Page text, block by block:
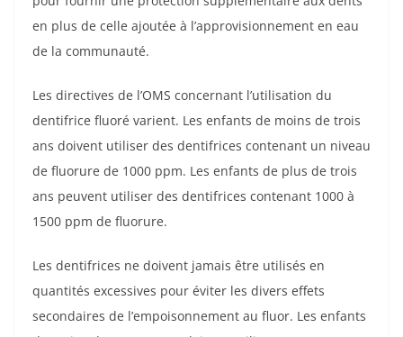
en plus de celle ajoutée à l’approvisionnement en eau
de la communauté.
Les directives de l’OMS concernant l’utilisation du
dentifrice fluoré varient. Les enfants de moins de trois
ans doivent utiliser des dentifrices contenant un niveau
de fluorure de 1000 ppm. Les enfants de plus de trois
ans peuvent utiliser des dentifrices contenant 1000 à
1500 ppm de fluorure.
Les dentifrices ne doivent jamais être utilisés en
quantités excessives pour éviter les divers effets
secondaires de l’empoisonnement au fluor. Les enfants